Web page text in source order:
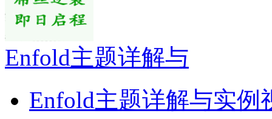
Enfold主题详解与
Enfold主题详解与实例